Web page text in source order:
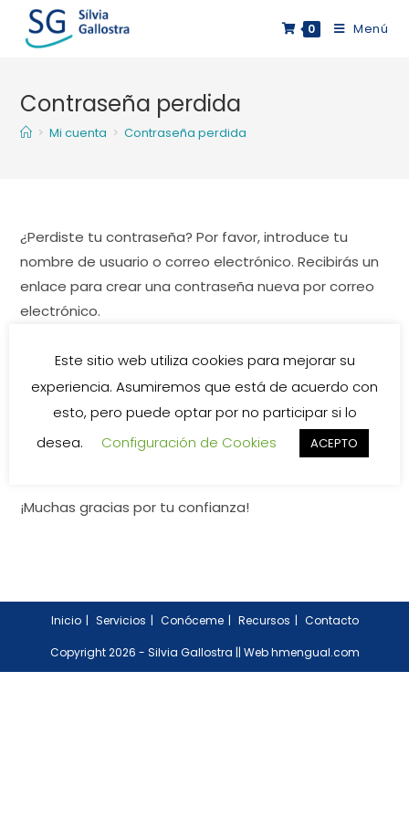
Saltar
0 Menú
Contraseña perdida
> Mi cuenta > Contraseña perdida
¿Perdiste tu contraseña? Por favor, introduce tu
nombre de usuario o correo electrónico. Recibirás un
enlace para crear una contraseña nueva por correo
electrónico.
Nombre de usuario o correo electrónico *Obligatorio
RESTABLECER CONTRASEÑA
¡Muchas gracias por tu confianza!
Inicio Servicios Conóceme Recursos Contacto
Copyright 2026 - Silvia Gallostra || Web hmengual.com
Este sitio web utiliza cookies para mejorar su
experiencia. Asumiremos que está de acuerdo con
esto, pero puede optar por no participar si lo
desea.
Configuración de Cookies ACEPTO